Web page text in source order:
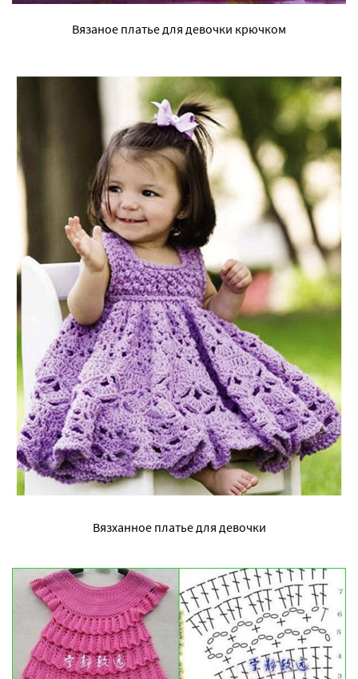
Вязаное платье для девочки крючком
Вязханное платье для девочки